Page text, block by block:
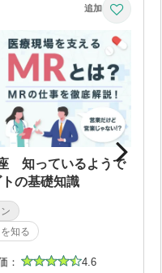
知っているようで
の基礎知識
知る
： 4.6